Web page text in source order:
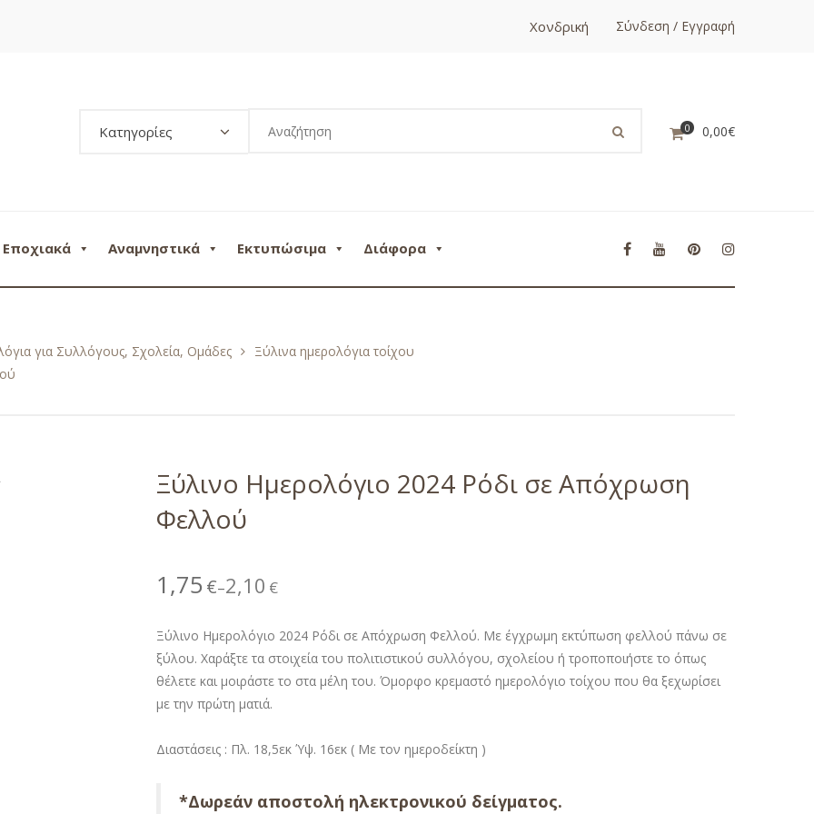
Χονδρική Σύνδεση / Εγγραφή
Κατηγορίες 0 0,00€
Εποχιακά Αναμνηστικά Εκτυπώσιμα Διάφορα
για Συλλόγους, Σχολεία, Ομάδες
Ξύλινα ημερολόγια τοίχου
Ξύλινο Ημερολόγιο 2024 Ρόδι σε Απόχρωση
Φελλού
1,75 €–2,10 €
Ξύλινο Ημερολόγιο 2024 Ρόδι σε Απόχρωση Φελλού. Με έγχρωμη εκτύπωση φελλού πάνω σε
ξύλου. Χαράξτε τα στοιχεία του πολιτιστικού συλλόγου, σχολείου ή τροποποιήστε το όπως
θέλετε και μοιράστε το στα μέλη του. Όμορφο κρεμαστό ημερολόγιο τοίχου που θα ξεχωρίσει
με την πρώτη ματιά.
Διαστάσεις : Πλ. 18,5εκ Ύψ. 16εκ ( Με τον ημεροδείκτη )
*Δωρεάν αποστολή ηλεκτρονικού δείγματος.